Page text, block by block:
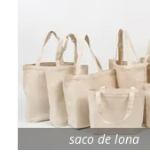
saco de lona